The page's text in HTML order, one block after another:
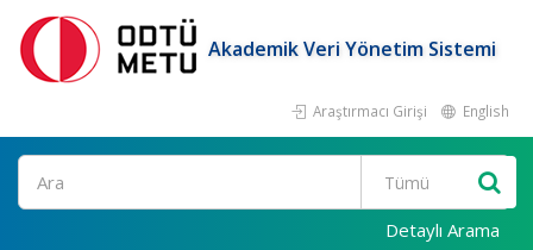
Akademik Veri Yönetim Sistemi
Araştırmacı Girişi English
Ara
Detaylı Arama